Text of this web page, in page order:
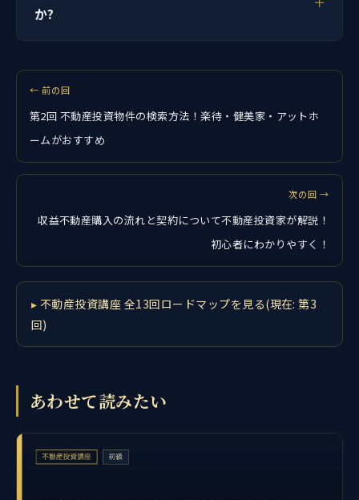
か?
← 前の回
第2回 不動産投資物件の検索方法！楽待・健美家・アットホ
ームがおすすめ
次の回 →
収益不動産購入の流れと契約について不動産投資家が解説！
初心者にわかりやすく！
不動産投資講座 全13回ロードマップを見る(現在: 第3
回)
あわせて読みたい